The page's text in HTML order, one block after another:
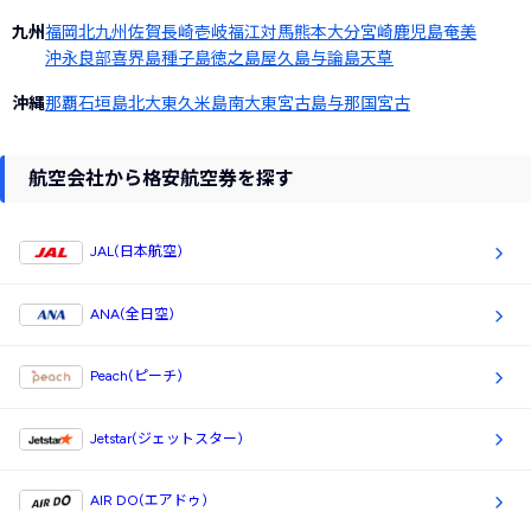
九州福岡北九州佐賀長崎壱岐福江対馬熊本大分宮崎鹿児島奄美
沖永良部喜界島種子島徳之島屋久島与論島天草
沖縄那覇石垣島北大東久米島南大東宮古島与那国宮古
航空会社から格安航空券を探す
JAL(日本航空)
ANA(全日空)
Peach(ピーチ)
Jetstar(ジェットスター)
AIR DO(エアドゥ)